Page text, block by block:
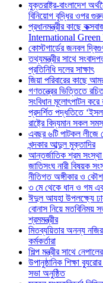
যুক্তরাষ্ট্র-বাংলাদেশ
বিনিয়োগ বৃদ্ধির ওপর
প্রধানমন্ত্রীর কাছে
International Green
কোস্টগার্ডের জনবল
তথ্যমন্ত্রীর সাথে
প্রতিনিধি দলের সাক্ষাৎ
জিয়া পরিবারের কাছে
গণতন্ত্রের ভিত্তিতে
সংবিধান মূলোৎপাটন
প্রদর্শিত পদ্ধতিতে
রাষ্ট্রে বিদ্যমান সকল
এবছর ৬টি পাটকল লীজে
খন্দকার আব্দুল মুক্তাদির
আন্তর্জাতিক শ্রম
জাতিসংঘ নারী বিষয়ক
নীতিগত অঙ্গীকার ও
৩ মে থেকে ধান ও গম
ঈদুল আযহা উপলক্ষ্যে
বোনাস নিয়ে মতবিনিময়
শ্রমমন্ত্রীর
মিতব্যয়িতার অনন্য
কর্মকর্তারা
শিল্প মন্ত্রীর সাথে
উপানুষ্ঠানিক শিক্ষা
সভা অনুষ্ঠিত